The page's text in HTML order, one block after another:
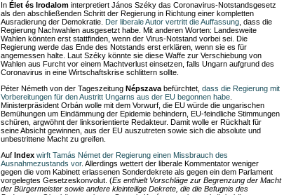
In Élet és Irodalom interpretiert János Széky das Coronavirus-Notstandsgesetz
als den abschließenden Schritt der Regierung in Richtung einer kompletten
Ausradierung der Demokratie. Der liberale Autor vertritt die Auffassung , dass die
Regierung Nachwahlen ausgesetzt habe. Mit anderen Worten: Landesweite
Wahlen könnten erst stattfinden, wenn der Virus-Notstand vorbei sei. Die
Regierung werde das Ende des Notstands erst erklären, wenn sie es für
angemessen halte. Laut Széky könnte sie diese Waffe zur Verschiebung von
Wahlen aus Furcht vor einem Machtverlust einsetzen, falls Ungarn aufgrund des
Coronavirus in eine Wirtschaftskrise schlittern sollte.
Péter Németh von der Tageszeitung Népszava befürchtet, dass die Regierung mit
Vorbereitungen für den Austritt Ungarns aus der EU begonnen habe
Ministerpräsident Orbán wolle mit dem Vorwurf, die EU würde die ungarischen
Bemühungen um Eindämmung der Epidemie behindern, EU-feindliche Stimmungen
schüren, argwöhnt der linksorientierte Redakteur. Damit wolle er Rückhalt für
seine Absicht gewinnen, aus der EU auszutreten sowie sich die absolute und
unbestrittene Macht zu greifen.
Auf Index wirft Tamás Német der Regierung einen Missbrauch des
Ausnahmezustands vor. Allerdings wettert der liberale Kommentator weniger
gegen die vom Kabinett erlassenen Sonderdekrete als gegen ein dem Parlament
vorgelegtes Gesetzeskonvolut. (Es enthielt Vorschläge zur Begrenzung der Macht
der Bürgermeister sowie andere kleinteilige Dekrete, die die Befugnis des